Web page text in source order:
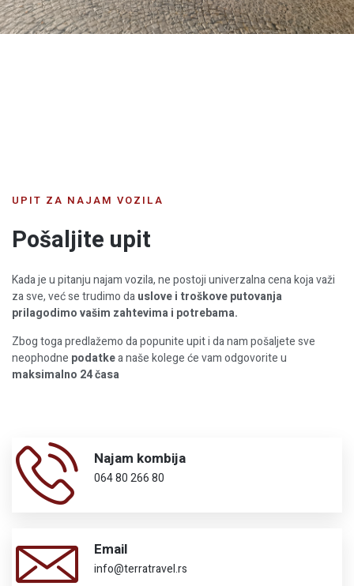
UPIT ZA NAJAM VOZILA
Pošaljite upit
Kada je u pitanju najam vozila, ne postoji univerzalna cena koja važi
za sve, već se trudimo dauslove i troškove putovanja
prilagodimo vašim zahtevima i potrebama.
Zbog toga predlažemo da popunite upit i da nam pošaljete sve
neophodne podatkea naše kolege će vam odgovorite u
maksimalno 24 časa
Najam kombija
064 80 266 80
Email
info@terratravel.rs